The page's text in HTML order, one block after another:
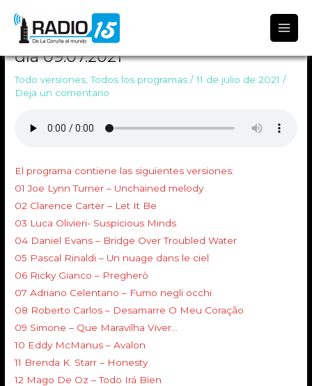
TODO VERSIONES 1369 Emitido el
día 09.07.2021
Todo versiones ,Todos los programas /11 de julio de 2021/
Deja un comentario
El programa contiene las siguientes versiones:
01 Joe Lynn Turner – Unchained melody
02 Clarence Carter – Let It Be
03 Luca Olivieri- Suspicious Minds
04 Daniel Evans – Bridge Over Troubled Water
05 Pascal Rinaldi – Un nuage dans le ciel
06 Ricky Gianco – Pregherò
07 Adriano Celentano – Fumo negli occhi
08 Roberto Carlos – Desamarre O Meu Coração
09 Simone – Que Maravilha Viver…
10 Eddy McManus – Avalon
11 Brenda K. Starr – Honesty
12 Mago De Oz – Todo Irá Bien